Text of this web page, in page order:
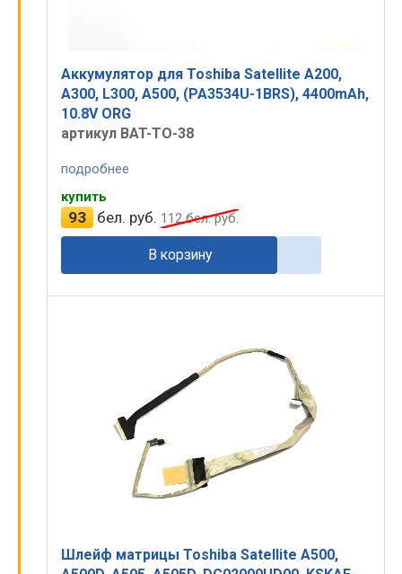
Аккумулятор для Toshiba Satellite A200,
A300, L300, A500, (PA3534U-1BRS), 4400mAh,
10.8V ORG
артикул BAT-TO-38
подробнее
купить
93 бел. руб. 112бел. руб.
В корзину
Шлейф матрицы Toshiba Satellite A500,